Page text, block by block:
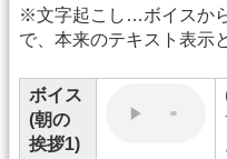
※文字起こし…ボイスか
で、本来のテキスト表示
ボイス
(朝の
挨拶1)